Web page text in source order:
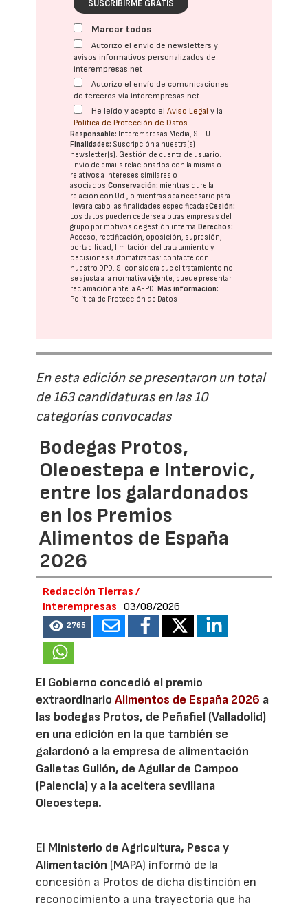
SUSCRIBIRME GRATIS
Marcar todos
Autorizo el envío de newsletters y
avisos informativos personalizados de
interempresas.net
Autorizo el envío de comunicaciones
de terceros vía interempresas.net
He leído y acepto elAviso Legal y la
Política de Protección de Datos
Responsable: Interempresas Media, S.L.U.
Finalidades: Suscripción a nuestra(s)
newsletter(s). Gestión de cuenta de usuario.
Envío de emails relacionados con la misma o
relativos a intereses similares o
asociados.Conservación: mientras dure la
relación con Ud., o mientras sea necesario para
llevar a cabo las finalidades especificadasCesión:
Los datos pueden cederse a otras empresas del
grupo por motivos de gestión interna. Derechos:
Acceso, rectificación, oposición, supresión,
portabilidad, limitación del tratatamiento y
decisiones automatizadas: contacte con
nuestro DPD. Si considera que el tratamiento no
se ajusta a la normativa vigente, puede presentar
reclamación ante laAEPD. Más información:
Política de Protección de Datos
En esta edición se presentaron un total
de 163 candidaturas en las 10
categorías convocadas
Bodegas Protos,
Oleoestepa e Interovic,
entre los galardonados
en los Premios
Alimentos de España
2026
Redacción Tierras /
Interempresas
03/08/2026
2765
El Gobierno concedió el premio
extraordinarioAlimentos de España 2026 a
las bodegas Protos, de Peñafiel (Valladolid)
en una edición en la que también se
galardonó a la empresa de alimentación
Galletas Gullón, de Aguilar de Campoo
(Palencia) y a la aceitera sevillana
Oleoestepa.
El Ministerio de Agricultura, Pesca y
Alimentación (MAPA) informó de la
concesión a Protos de dicha distinción en
reconocimiento a una trayectoria que ha